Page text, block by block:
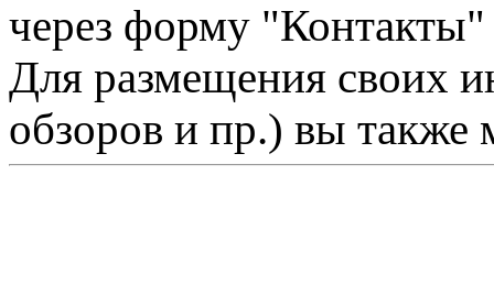
через форму "Контакты"
Для размещения своих
обзоров и пр.) вы также